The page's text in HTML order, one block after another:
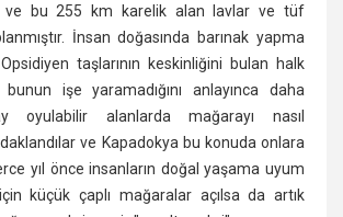
ve bu 255 km karelik alan lavlar ve tüf
İnsan doğasında barınak yapma
taşlarının keskinliğini bulan halk
işe yaramadığını anlayınca daha
oyulabilir alanlarda mağarayı nasıl
ve Kapadokya bu konuda onlara
yıl önce insanların doğal yaşama uyum
küçük çaplı mağaralar açılsa da artık